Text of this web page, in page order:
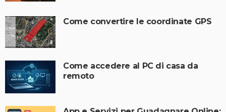
Come convertire le coordinate GPS
Come accedere al PC di casa da
remoto